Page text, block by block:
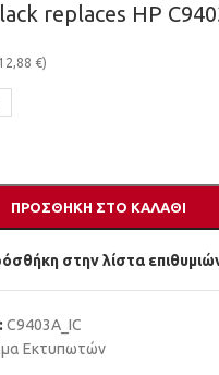
replaces HP
12,88 €)
ΠΡΟΣΘΉΚΗ ΣΤΟ ΚΑΛΆΘΙ
στην λίστα
C9403A_IC
Εκτυπωτών